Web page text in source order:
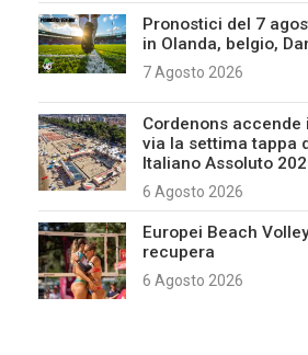
Pronostici del 7
in Olanda, belgio,
7 Agosto 2026
Cordenons accende
via la settima tappa
Italiano Assoluto
6 Agosto 2026
Europei Beach
recupera
6 Agosto 2026